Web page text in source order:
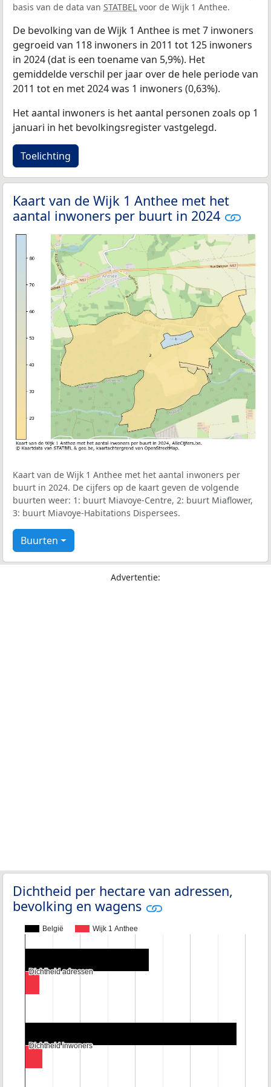
basis van de data van STATBEL voor de Wijk 1 Anthee.
De bevolking van de Wijk 1 Anthee is met 7 inwoners
gegroeid van 118 inwoners in 2011 tot 125 inwoners
in 2024 (dat is een toename van 5,9%). Het
gemiddelde verschil per jaar over de hele periode van
2011 tot en met 2024 was 1 inwoners (0,63%).
Het aantal inwoners is het aantal personen zoals op 1
januari in het bevolkingsregister vastgelegd.
Toelichting
Kaart van de Wijk 1 Anthee met het
aantal inwoners per buurt in 2024
Kaart van de Wijk 1 Anthee met het aantal inwoners per
buurt in 2024. De cijfers op de kaart geven de volgende
buurten weer: 1: buurt Miavoye-Centre, 2: buurt Miaflower,
3: buurt Miavoye-Habitations Dispersees.
Buurten
Advertentie:
Dichtheid per hectare van adressen,
bevolking en wagens
België Wijk 1 Anthee
Dichtheid adressen
Dichtheid adressen
Dichtheid inwoners
Dichtheid inwoners